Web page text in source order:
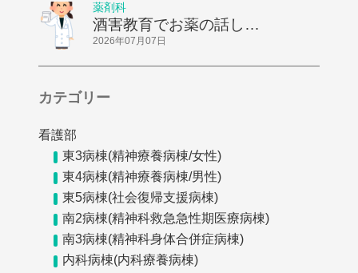
薬剤科
酒害教育でお薬の話しを
してきました
2026年07月07日
カテゴリー
看護部
東3病棟(精神療養病棟/女性)
東4病棟(精神療養病棟/男性)
東5病棟(社会復帰支援病棟)
南2病棟(精神科救急急性期医療病棟)
南3病棟(精神科身体合併症病棟)
内科病棟(内科療養病棟)